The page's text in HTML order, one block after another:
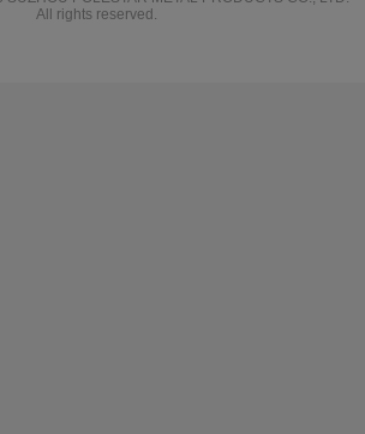
All rights reserved.